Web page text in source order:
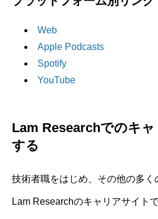
Web
Apple Podcasts
Spotify
YouTube
Lam Researchでのキャ
する
技術者職をはじめ、その他の多
Lam Researchのキャリアサイト